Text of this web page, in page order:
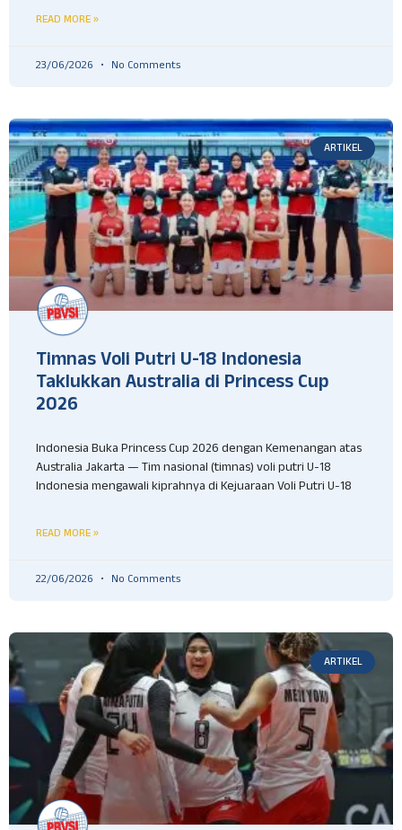
READ MORE »
23/06/2026 No Comments
ARTIKEL
Timnas Voli Putri U-18 Indonesia
Taklukkan Australia di Princess Cup
2026
Indonesia Buka Princess Cup 2026 dengan Kemenangan atas
Australia Jakarta — Tim nasional (timnas) voli putri U-18
Indonesia mengawali kiprahnya di Kejuaraan Voli Putri U-18
READ MORE »
22/06/2026 No Comments
ARTIKEL